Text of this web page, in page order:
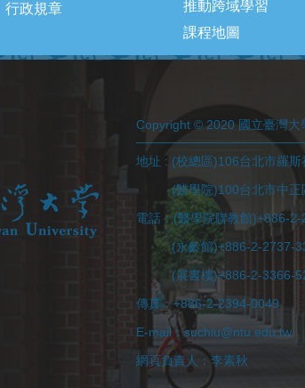
行政規章
推動跨域學習
課程地圖
Copyright © 2020 國立臺灣大
地址 : (校總區)106台北市羅
(醫學院)100台北市中正區
電話：(醫學院聯教館)+886-
(永齡館)+886-2-2737-
(展書樓)+886-2-3366-
傳真：+886-2-2394-0049
E-mail：suchiu@ntu.edu.tw
網頁負責人：李素秋